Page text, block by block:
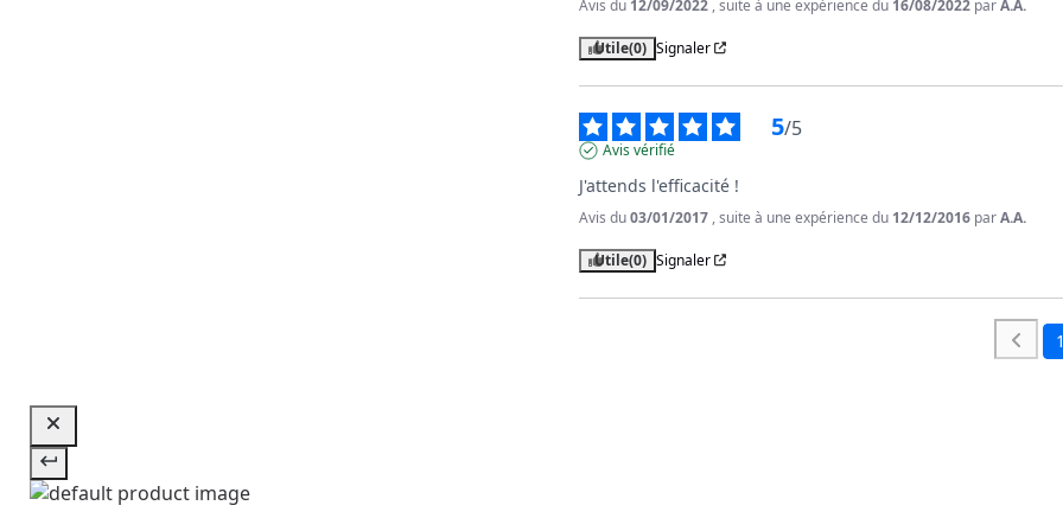
Avis du 12/09/2022 , suite à une expérience du 16/08/2022 parA.A.
Utile(0) Signaler
5/5
Avis vérifié
J'attends l'efficacité !
Avis du03/01/2017 , suite à une expérience du 12/12/2016 parA.A.
Utile(0) Signaler